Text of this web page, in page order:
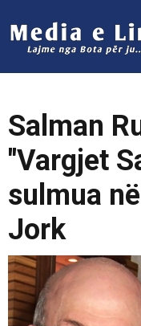
Salman
"Vargjet
sulmua
Jork